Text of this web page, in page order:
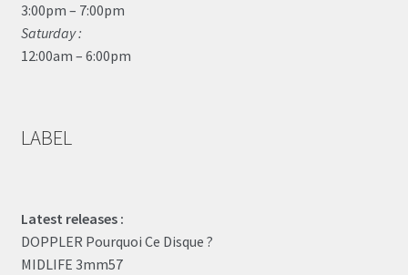
3:00pm – 7:00pm
Saturday :
12:00am – 6:00pm
LABEL
Latest releases :
DOPPLER Pourquoi Ce Disque ?
MIDLIFE 3mm57